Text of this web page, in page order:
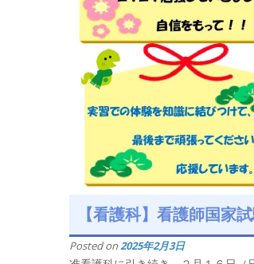
【看護科】看護師国家
Posted on2025年2月3日